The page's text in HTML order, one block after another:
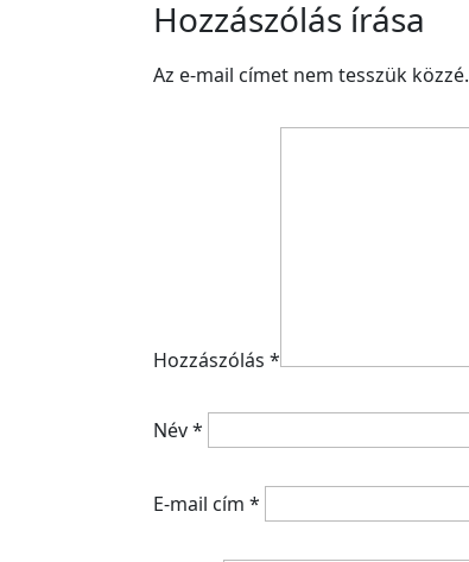
Hozzászólás írása
Az e-mail címet nem tesszük közzé.
Hozzászólás *
Név*
E-mail cím *